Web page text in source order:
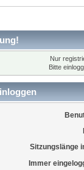
Nur
Bitte
Sitzungslänge
Immer